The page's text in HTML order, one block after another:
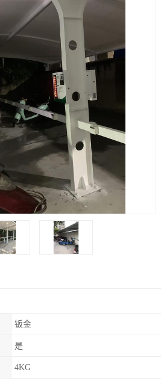
钣金
是
4KG